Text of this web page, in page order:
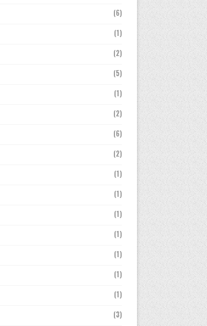
(6)
(1)
(2)
(5)
(1)
(2)
(6)
(2)
(1)
(1)
(1)
(1)
(1)
(1)
(1)
(3)